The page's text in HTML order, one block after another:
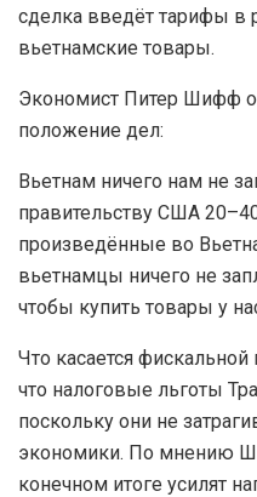
сделка введёт тарифы в
вьетнамские товары.
Экономист Питер Шифф
положение дел:
Вьетнам ничего нам не
правительству США
произведённые во
вьетнамцы ничего не
чтобы купить товары у
Что касается фискальной
что налоговые льготы
поскольку они не
экономики. По мнению
конечном итоге усилят